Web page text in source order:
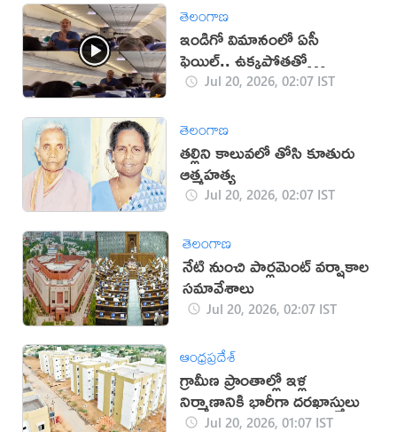
తెలంగాణ
ఇండిగో విమానంలో ఏసీ
ఫెయిల్.. ఉక్కపోతతో
ప్రయాణికుల అవస్థలు (వీడియో)
Jul 20, 2026, 02:07 IST
తెలంగాణ
తల్లిని కాలువలో తోసి కూతురు
ఆత్మహత్య
Jul 20, 2026, 02:07 IST
తెలంగాణ
నేటి నుంచి పార్లమెంట్‌ వర్షాకాల
సమావేశాలు
Jul 20, 2026, 02:07 IST
ఆంధ్రప్రదేశ్
గ్రామీణ ప్రాంతాల్లో ఇళ్ల
నిర్మాణానికి భారీగా దరఖాస్తులు
Jul 20, 2026, 01:07 IST